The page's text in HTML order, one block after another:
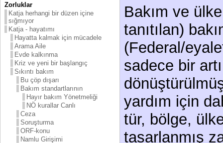
Zorluklar
Katja herhangi bir düzen içine
sığmıyor
Katja - hayatımı
Hayatta kalmak için mücadele
Arama Aile
Evde kalkınma
Kriz ve yeni bir başlangıç
Sıkıntı bakım
Bu çöp dışarı
Bakım standartlarının
Hayır bakım Yönetmeliği
NÖ kurallar Canlı
Ceza
Soruşturma
ORF-konu
Namlu Girişimi
Bakım ve
tanıtılan)
(Federal/
sadece bir
yardım için
tür, bölge,
tasarlanmış